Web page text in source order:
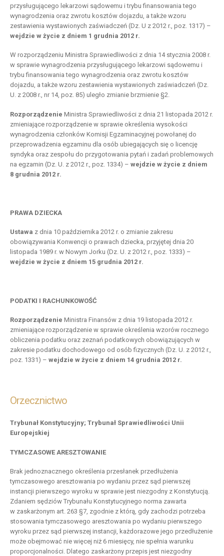
przysługującego lekarzowi sądowemu i trybu finansowania tego
wynagrodzenia oraz zwrotu kosztów dojazdu, a także wzoru
zestawienia wystawionych zaświadczeń (Dz. U z 2012 r., poz. 1317) –
wejdzie w życie z dniem 1 grudnia 2012 r.
W rozporządzeniu Ministra Sprawiedliwości z dnia 14 stycznia 2008 r.
w sprawie wynagrodzenia przysługującego lekarzowi sądowemu i
trybu finansowania tego wynagrodzenia oraz zwrotu kosztów
dojazdu, a także wzoru zestawienia wystawionych zaświadczeń (Dz.
U. z 2008 r., nr 14, poz. 85) uległo zmianie brzmienie §2.
Rozporządzenie Ministra Sprawiedliwości z dnia 21 listopada 2012 r.
zmieniające rozporządzenie w sprawie określenia wysokości
wynagrodzenia członków Komisji Egzaminacyjnej powołanej do
przeprowadzenia egzaminu dla osób ubiegających się o licencję
syndyka oraz zespołu do przygotowania pytań i zadań problemowych
na egzamin (Dz. U. z 2012 r., poz. 1334) – wejdzie w życie z dniem
8 grudnia 2012 r.
PRAWA DZIECKA
Ustawa z dnia 10 października 2012 r. o zmianie zakresu
obowiązywania Konwencji o prawach dziecka, przyjętej dnia 20
listopada 1989 r. w Nowym Jorku (Dz. U. z 2012 r., poz. 1333) –
wejdzie w życie z dniem 15 grudnia 2012 r.
PODATKI I RACHUNKOWOŚĆ
Rozporządzenie Ministra Finansów z dnia 19 listopada 2012 r.
zmieniające rozporządzenie w sprawie określenia wzorów rocznego
obliczenia podatku oraz zeznań podatkowych obowiązujących w
zakresie podatku dochodowego od osób fizycznych (Dz. U. z 2012 r.,
poz. 1331) – wejdzie w życie z dniem 14 grudnia 2012 r.
Orzecznictwo
Trybunał Konstytucyjny; Trybunał Sprawiedliwości Unii
Europejskiej
TYMCZASOWE ARESZTOWANIE
Brak jednoznacznego określenia przesłanek przedłużenia
tymczasowego aresztowania po wydaniu przez sąd pierwszej
instancji pierwszego wyroku w sprawie jest niezgodny z Konstytucją.
Zdaniem sędziów Trybunału Konstytucyjnego norma zawarta
w zaskarżonym art. 263 §7, zgodnie z którą, gdy zachodzi potrzeba
stosowania tymczasowego aresztowania po wydaniu pierwszego
wyroku przez sąd pierwszej instancji, każdorazowe jego przedłużenie
może obejmować nie więcej niż 6 miesięcy, nie spełnia warunku
proporcjonalności. Dlatego zaskarżony przepis jest niezgodny